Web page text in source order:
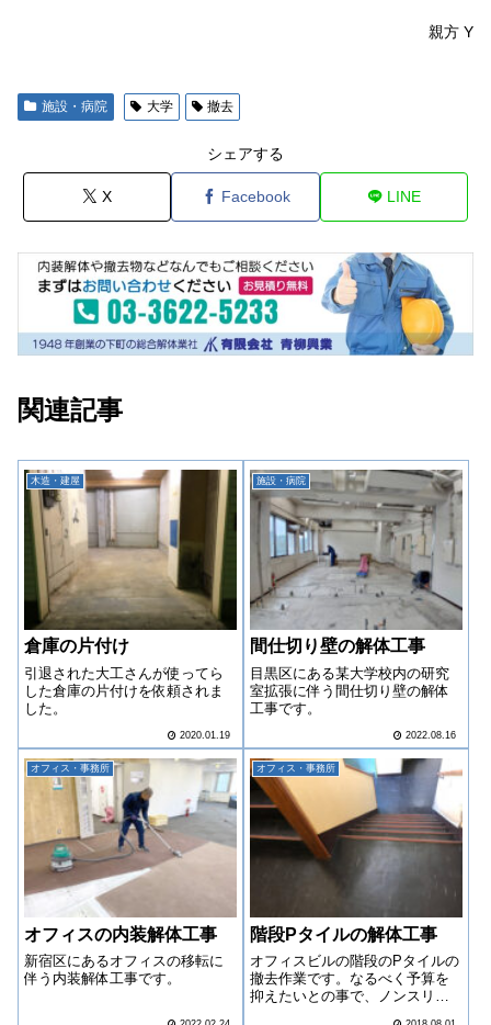
親方 Y
施設・病院 大学 撤去
シェアする
X Facebook LINE
関連記事
木造・建屋
倉庫の片付け
引退された大工さんが使ってら
した倉庫の片付けを依頼されま
した。
2020.01.19
施設・病院
間仕切り壁の解体工事
目黒区にある某大学校内の研究
室拡張に伴う間仕切り壁の解体
工事です。
2022.08.16
オフィス・事務所
オフィスの内装解体工事
新宿区にあるオフィスの移転に
伴う内装解体工事です。
オフィス・事務所
階段Pタイルの解体工事
オフィスビルの階段のPタイルの
撤去作業です。なるべく予算を
抑えたいとの事で、ノンスリッ